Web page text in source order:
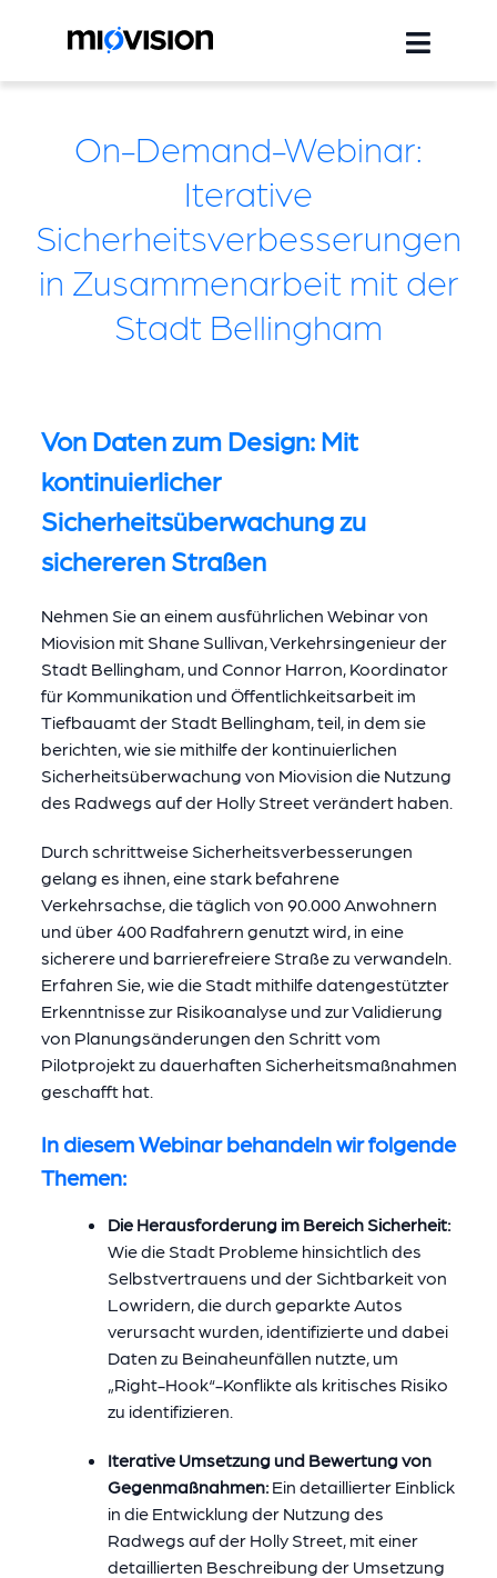
On-Demand-Webinar:
Iterative
Sicherheitsverbesserungen
in Zusammenarbeit mit der
Stadt Bellingham
Von Daten zum Design: Mit
kontinuierlicher
Sicherheitsüberwachung zu
sichereren Straßen
Nehmen Sie an einem ausführlichen Webinar von
Miovision mit Shane Sullivan, Verkehrsingenieur der
Stadt Bellingham, und Connor Harron, Koordinator
für Kommunikation und Öffentlichkeitsarbeit im
Tiefbauamt der Stadt Bellingham, teil, in dem sie
berichten, wie sie mithilfe der kontinuierlichen
Sicherheitsüberwachung von Miovision die Nutzung
des Radwegs auf der Holly Street verändert haben.
Durch schrittweise Sicherheitsverbesserungen
gelang es ihnen, eine stark befahrene
Verkehrsachse, die täglich von 90.000 Anwohnern
und über 400 Radfahrern genutzt wird, in eine
sicherere und barrierefreiere Straße zu verwandeln.
Erfahren Sie, wie die Stadt mithilfe datengestützter
Erkenntnisse zur Risikoanalyse und zur Validierung
von Planungsänderungen den Schritt vom
Pilotprojekt zu dauerhaften Sicherheitsmaßnahmen
geschafft hat.
In diesem Webinar behandeln wir folgende
Themen:
Die Herausforderung im Bereich Sicherheit:
Wie die Stadt Probleme hinsichtlich des
Selbstvertrauens und der Sichtbarkeit von
Lowridern, die durch geparkte Autos
verursacht wurden, identifizierte und dabei
Daten zu Beinaheunfällen nutzte, um
„Right-Hook“-Konflikte als kritisches Risiko
zu identifizieren.
Iterative Umsetzung und Bewertung von
Gegenmaßnahmen:Ein detaillierter Einblick
in die Entwicklung der Nutzung des
Radwegs auf der Holly Street, mit einer
detaillierten Beschreibung der Umsetzung